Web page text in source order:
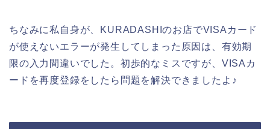
ちなみに私自身が、KURADASHIのお店でVISAカード
が使えないエラーが発生してしまった原因は、有効期
限の入力間違いでした。初歩的なミスですが、VISAカ
ードを再度登録をしたら問題を解決できましたよ♪